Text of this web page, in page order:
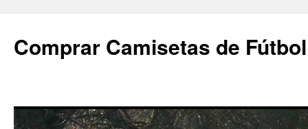
Comprar Camisetas de